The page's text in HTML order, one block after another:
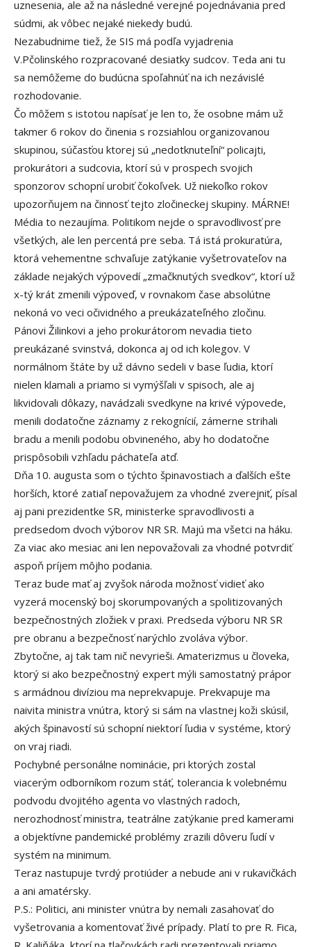
uznesenia, ale až na následné verejné pojednávania pred
súdmi, ak vôbec nejaké niekedy budú.
Nezabudnime tiež, že SIS má podľa vyjadrenia
V.Pčolinského rozpracované desiatky sudcov. Teda ani tu
sa nemôžeme do budúcna spoľahnúť na ich nezávislé
rozhodovanie.
Čo môžem s istotou napísať je len to, že osobne mám už
takmer 6 rokov do činenia s rozsiahlou organizovanou
skupinou, súčasťou ktorej sú „nedotknuteľní“ policajti,
prokurátori a sudcovia, ktorí sú v prospech svojich
sponzorov schopní urobiť čokoľvek. Už niekoľko rokov
upozorňujem na činnosť tejto zločineckej skupiny. MÁRNE!
Média to nezaujíma. Politikom nejde o spravodlivosť pre
všetkých, ale len percentá pre seba. Tá istá prokuratúra,
ktorá vehementne schvaľuje zatýkanie vyšetrovateľov na
základe nejakých výpovedí „zmačknutých svedkov“, ktorí už
x-tý krát zmenili výpoveď, v rovnakom čase absolútne
nekoná vo veci očividného a preukázateľného zločinu.
Pánovi Žilinkovi a jeho prokurátorom nevadia tieto
preukázané svinstvá, dokonca aj od ich kolegov. V
normálnom štáte by už dávno sedeli v base ľudia, ktorí
nielen klamali a priamo si vymýšľali v spisoch, ale aj
likvidovali dôkazy, navádzali svedkyne na krivé výpovede,
menili dodatočne záznamy z rekognícií, zámerne strihali
bradu a menili podobu obvineného, aby ho dodatočne
prispôsobili vzhľadu páchateľa atď.
Dňa 10. augusta som o týchto špinavostiach a ďalších ešte
horších, ktoré zatiaľ nepovažujem za vhodné zverejniť, písal
aj pani prezidentke SR, ministerke spravodlivosti a
predsedom dvoch výborov NR SR. Majú ma všetci na háku.
Za viac ako mesiac ani len nepovažovali za vhodné potvrdiť
aspoň príjem môjho podania.
Teraz bude mať aj zvyšok národa možnosť vidieť ako
vyzerá mocenský boj skorumpovaných a spolitizovaných
bezpečnostných zložiek v praxi. Predseda výboru NR SR
pre obranu a bezpečnosť narýchlo zvoláva výbor.
Zbytočne, aj tak tam nič nevyrieši. Amaterizmus u človeka,
ktorý si ako bezpečnostný expert mýli samostatný prápor
s armádnou divíziou ma neprekvapuje. Prekvapuje ma
naivita ministra vnútra, ktorý si sám na vlastnej koži skúsil,
akých špinavostí sú schopní niektorí ľudia v systéme, ktorý
on vraj riadi.
Pochybné personálne nominácie, pri ktorých zostal
viacerým odborníkom rozum stáť, tolerancia k volebnému
podvodu dvojitého agenta vo vlastných radoch,
nerozhodnosť ministra, teatrálne zatýkanie pred kamerami
a objektívne pandemické problémy zrazili dôveru ľudí v
systém na minimum.
Teraz nastupuje tvrdý protiúder a nebude ani v rukavičkách
a ani amatérsky.
P.S.: Politici, ani minister vnútra by nemali zasahovať do
vyšetrovania a komentovať živé prípady. Platí to pre R. Fica,